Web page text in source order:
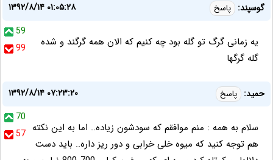
گوسپند: پاسخ
۱۳۹۲/۸/۱۴ ۰۱:۰۵:۲۸
59
99
یه زمانی گرگ تو گله بود چه کنیم که الان همه گرگند و شده
گله گرگها
حمید: پاسخ
۱۳۹۲/۸/۱۴ ۰۷:۲۳:۲۰
70
57 سلام به همه : منم موافقم که سودشون زیاده.. اما به این نکته
هم توجه کنید که میوه خلی خرابی و دور ریز داره.. باید دست